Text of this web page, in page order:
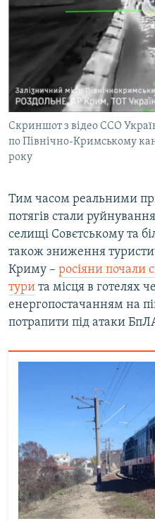
Скриншот з відео ССО
по Північно-Кримському
року
Тим часом реальними
потягів стали
селищі Совєтському та
також зниження
Криму – росіяни почали
тури та місця в готелях
енергопостачанням на
потрапити під атаки